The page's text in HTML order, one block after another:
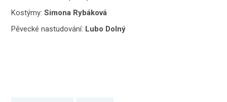
Kostýmy:Simona Rybáková
Pěvecké nastudování: Lubo Dolný